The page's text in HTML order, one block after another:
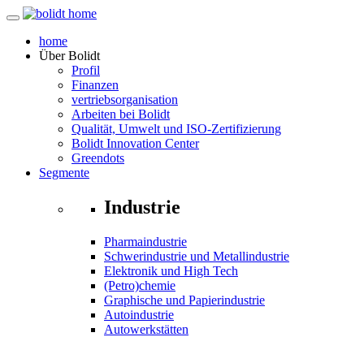
home
ÜberBolidt
Profil
Finanzen
vertriebsorganisation
Arbeiten bei Bolidt
Qualität, Umwelt und ISO-Zertifizierung
Bolidt Innovation Center
Greendots
Segmente
Industrie
Pharmaindustrie
Schwerindustrie und Metallindustrie
Elektronik und High Tech
(Petro)chemie
Graphische und Papierindustrie
Autoindustrie
Autowerkstätten